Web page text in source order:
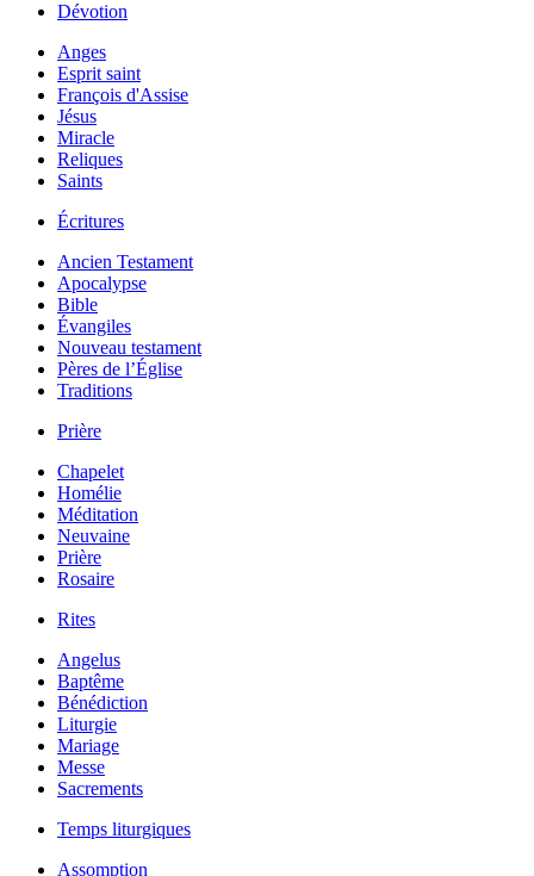
Dévotion
Anges
Esprit saint
François d'Assise
Jésus
Miracle
Reliques
Saints
Écritures
Ancien Testament
Apocalypse
Bible
Évangiles
Nouveau testament
Pères de l’Église
Traditions
Prière
Chapelet
Homélie
Méditation
Neuvaine
Prière
Rosaire
Rites
Angelus
Baptême
Bénédiction
Liturgie
Mariage
Messe
Sacrements
Temps liturgiques
Assomption